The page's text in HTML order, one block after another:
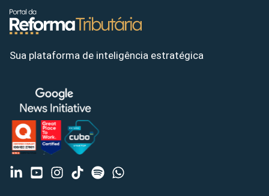
Sua plataforma de inteligência estratégica